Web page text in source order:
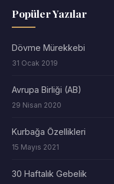
Popüler Yazılar
Dövme Mürekkebi
31 Ocak 2019
Avrupa Birliği (AB)
29 Nisan 2020
Kurbağa Özellikleri
15 Mayıs 2021
30 Haftalık Gebelik